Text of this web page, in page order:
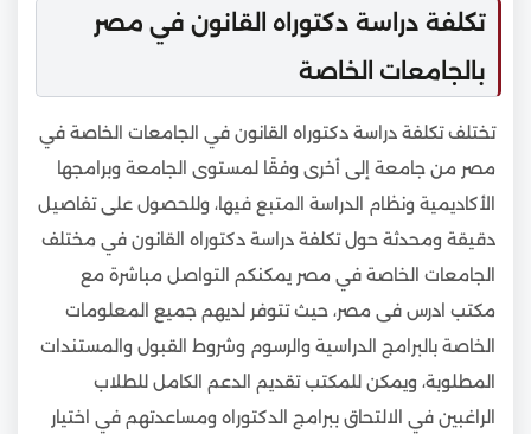
تكلفة دراسة دكتوراه القانون في مصر
بالجامعات الخاصة
تختلف تكلفة دراسة دكتوراه القانون في الجامعات الخاصة في
مصر من جامعة إلى أخرى وفقًا لمستوى الجامعة وبرامجها
الأكاديمية ونظام الدراسة المتبع فيها، وللحصول على تفاصيل
دقيقة ومحدثة حول تكلفة دراسة دكتوراه القانون في مختلف
الجامعات الخاصة في مصر يمكنكم التواصل مباشرة مع
مكتب ادرس فى مصر، حيث تتوفر لديهم جميع المعلومات
الخاصة بالبرامج الدراسية والرسوم وشروط القبول والمستندات
المطلوبة، ويمكن للمكتب تقديم الدعم الكامل للطلاب
الراغبين في الالتحاق ببرامج الدكتوراه ومساعدتهم في اختيار